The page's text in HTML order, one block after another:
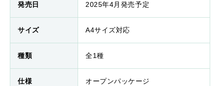
発売日 2025年4月発売予定
サイズ A4サイズ対応
種類 全1種
仕様 オープンパッケージ